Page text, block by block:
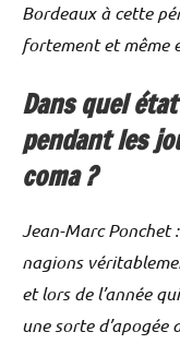
Bordeaux à cette
fortement et même
Dans quel
pendant les
coma ?
Jean-Marc Ponchet
nagions
et lors de l’année
une sorte d’apogée